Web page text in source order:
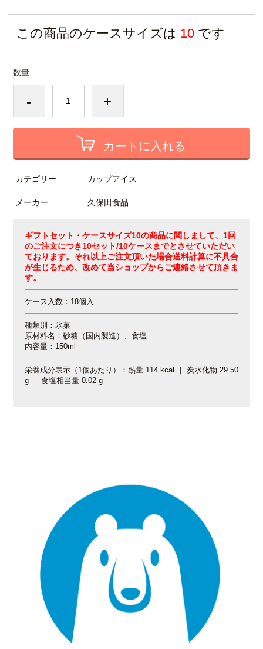
この商品のケースサイズは 10 です
数量
- +
カートに入れる
カテゴリー カップアイス
メーカー 久保田食品
ギフトセット・ケースサイズ10の商品に関しまして、1回
のご注文につき10セット/10ケースまでとさせていただい
ております。それ以上ご注文頂いた場合送料計算に不具合
が生じるため、改めて当ショップからご連絡させて頂きま
す。
ケース入数：18個入
種類別：氷菓
原材料名：砂糖（国内製造）、食塩
内容量：150ml
栄養成分表示（1個あたり）：熱量 114 kcal ｜ 炭水化物 29.50
g ｜ 食塩相当量 0.02 g